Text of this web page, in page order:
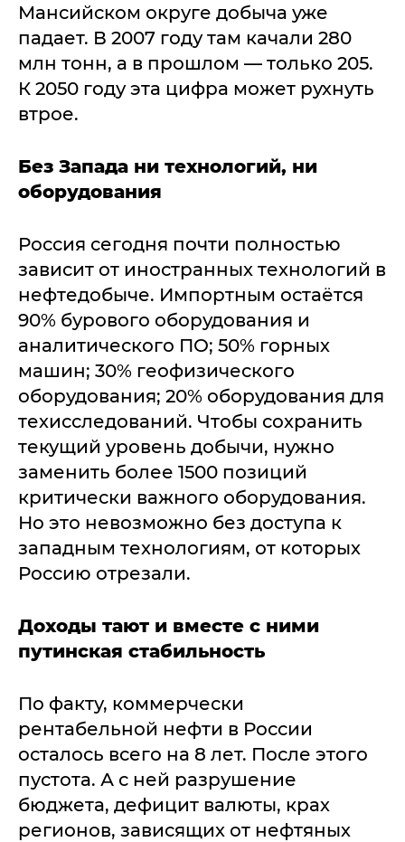
Мансийском округе добыча уже
падает. В 2007 году там качали 280
млн тонн, а в прошлом — только 205.
К 2050 году эта цифра может рухнуть
втрое.
Без Запада ни технологий, ни
оборудования
Россия сегодня почти полностью
зависит от иностранных технологий в
нефтедобыче. Импортным остаётся
90% бурового оборудования и
аналитического ПО; 50% горных
машин; 30% геофизического
оборудования; 20% оборудования для
техисследований. Чтобы сохранить
текущий уровень добычи, нужно
заменить более 1500 позиций
критически важного оборудования.
Но это невозможно без доступа к
западным технологиям, от которых
Россию отрезали.
Доходы тают и вместе с ними
путинская стабильность
По факту, коммерчески
рентабельной нефти в России
осталось всего на 8 лет. После этого
пустота. А с ней разрушение
бюджета, дефицит валюты, крах
регионов, зависящих от нефтяных